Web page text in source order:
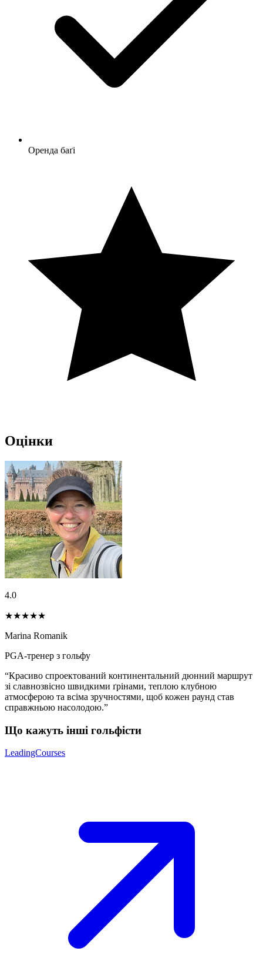
Оренда баґі
Оцінки
4.0
★★★★★
Marina Romanik
PGA-тренер з гольфу
“Красиво спроектований континентальний дюнний маршрут
зі славнозвісно швидкими ґрінами, теплою клубною
атмосферою та всіма зручностями, щоб кожен раунд став
справжньою насолодою.”
Що кажуть інші гольфісти
LeadingCourses